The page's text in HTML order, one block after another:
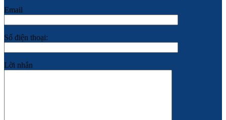
Email
Số điện thoại:
Lời nhắn